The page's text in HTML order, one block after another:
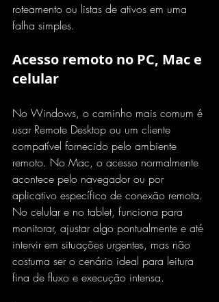
roteamento ou listas de ativos em uma
falha simples.
Acesso remoto no PC, Mac e
celular
No Windows, o caminho mais comum é
usar Remote Desktop ou um cliente
compatível fornecido pelo ambiente
remoto. No Mac, o acesso normalmente
acontece pelo navegador ou por
aplicativo específico de conexão remota.
No celular e no tablet, funciona para
monitorar, ajustar algo pontualmente e até
intervir em situações urgentes, mas não
costuma ser o cenário ideal para leitura
fina de fluxo e execução intensa.